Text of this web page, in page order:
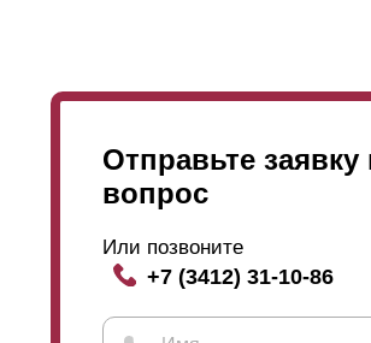
Отправьте заявку
вопрос
Или позвоните
+7 (3412) 31-10-86